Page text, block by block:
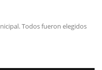
Todos fueron elegidos